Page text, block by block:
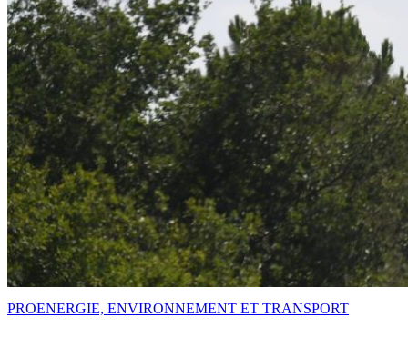
PROENERGIE, ENVIRONNEMENT ET TRANSPORT